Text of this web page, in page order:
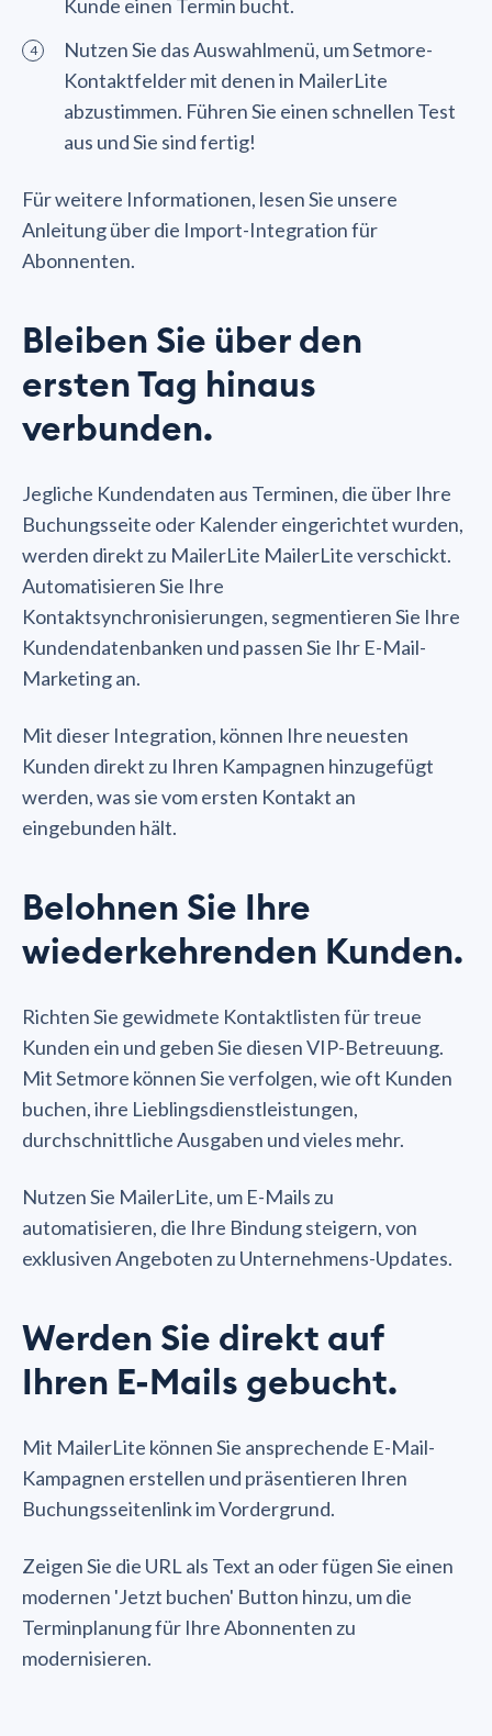
Kunde einen Termin bucht.
Nutzen Sie das Auswahlmenü, um Setmore-
Kontaktfelder mit denen in MailerLite
abzustimmen. Führen Sie einen schnellen Test
aus und Sie sind fertig!
Für weitere Informationen, lesen Sie unsere
Anleitung über die Import-Integration für
Abonnenten.
Bleiben Sie über den
ersten Tag hinaus
verbunden.
Jegliche Kundendaten aus Terminen, die über Ihre
Buchungsseite oder Kalender eingerichtet wurden,
werden direkt zu MailerLite MailerLite verschickt.
Automatisieren Sie Ihre
Kontaktsynchronisierungen, segmentieren Sie Ihre
Kundendatenbanken und passen Sie Ihr E-Mail-
Marketing an.
Mit dieser Integration, können Ihre neuesten
Kunden direkt zu Ihren Kampagnen hinzugefügt
werden, was sie vom ersten Kontakt an
eingebunden hält.
Belohnen Sie Ihre
wiederkehrenden Kunden.
Richten Sie gewidmete Kontaktlisten für treue
Kunden ein und geben Sie diesen VIP-Betreuung.
Mit Setmore können Sie verfolgen, wie oft Kunden
buchen, ihre Lieblingsdienstleistungen,
durchschnittliche Ausgaben und vieles mehr.
Nutzen Sie MailerLite, um E-Mails zu
automatisieren, die Ihre Bindung steigern, von
exklusiven Angeboten zu Unternehmens-Updates.
Werden Sie direkt auf
Ihren E-Mails gebucht.
Mit MailerLite können Sie ansprechende E-Mail-
Kampagnen erstellen und präsentieren Ihren
Buchungsseitenlink im Vordergrund.
Zeigen Sie die URL als Text an oder fügen Sie einen
modernen 'Jetzt buchen' Button hinzu, um die
Terminplanung für Ihre Abonnenten zu
modernisieren.